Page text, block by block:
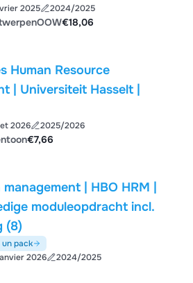
2025 2024/2025
€18,06
Human Resource
| Universiteit Hasselt |
2026 2025/2026
€7,66
| HBO HRM |
moduleopdracht incl.
(8)
un pack
2026 2024/2025